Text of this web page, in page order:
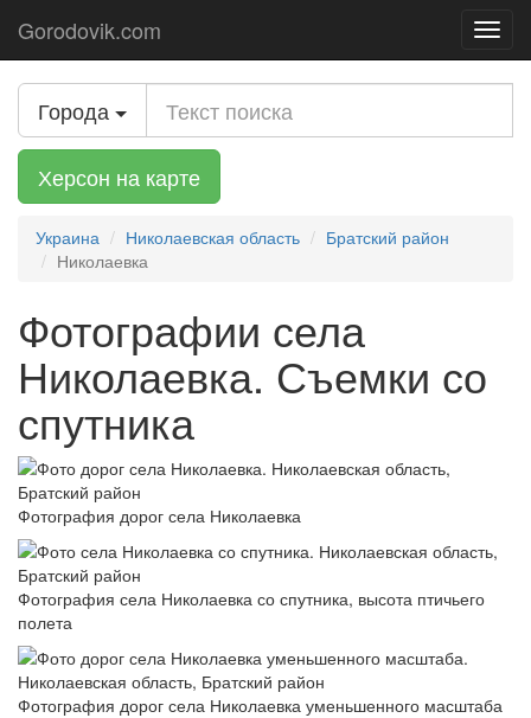
Gorodovik.com
Города
Херсон на карте
Украина Николаевская область
Братский район
Николаевка
Фотографии села
Николаевка. Съемки со
спутника
Фотография дорог села Николаевка
Фотография села Николаевка со спутника, высота птичьего
полета
Фотография дорог села Николаевка уменьшенного масштаба